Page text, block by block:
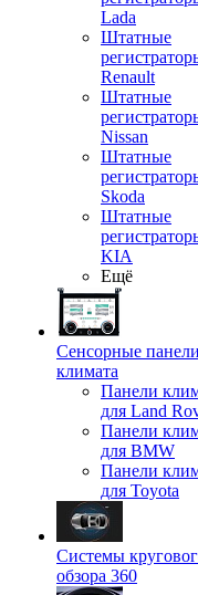
Lada
Штатные
Renault
Штатные
Nissan
Штатные
Skoda
Штатные
KIA
Ещё
Сенсорные панели
климата
Панели
для Land
Панели
для BMW
Панели
для Toyota
Системы
обзора 360